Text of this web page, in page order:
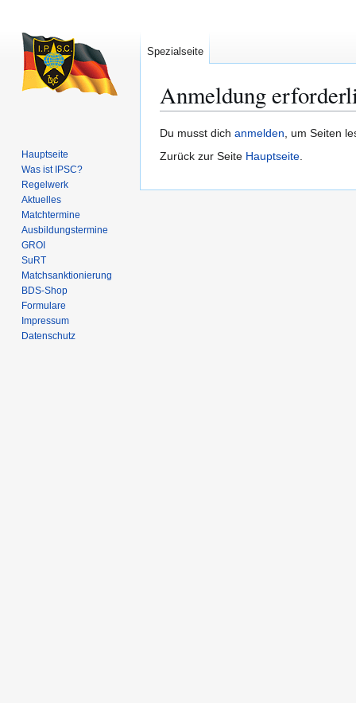
Anmeldung
Zur
Navigation
Zur
Suche
Du musst dich anmelden, um Seiten
Zurück zur Seite Hauptseite.
Spezialseite
Hauptseite
Was ist IPSC?
Regelwerk
Aktuelles
Matchtermine
Ausbildungs­termine
GROI
SuRT
Match­sanktionierung
BDS-Shop
Formulare
Impressum
Datenschutz